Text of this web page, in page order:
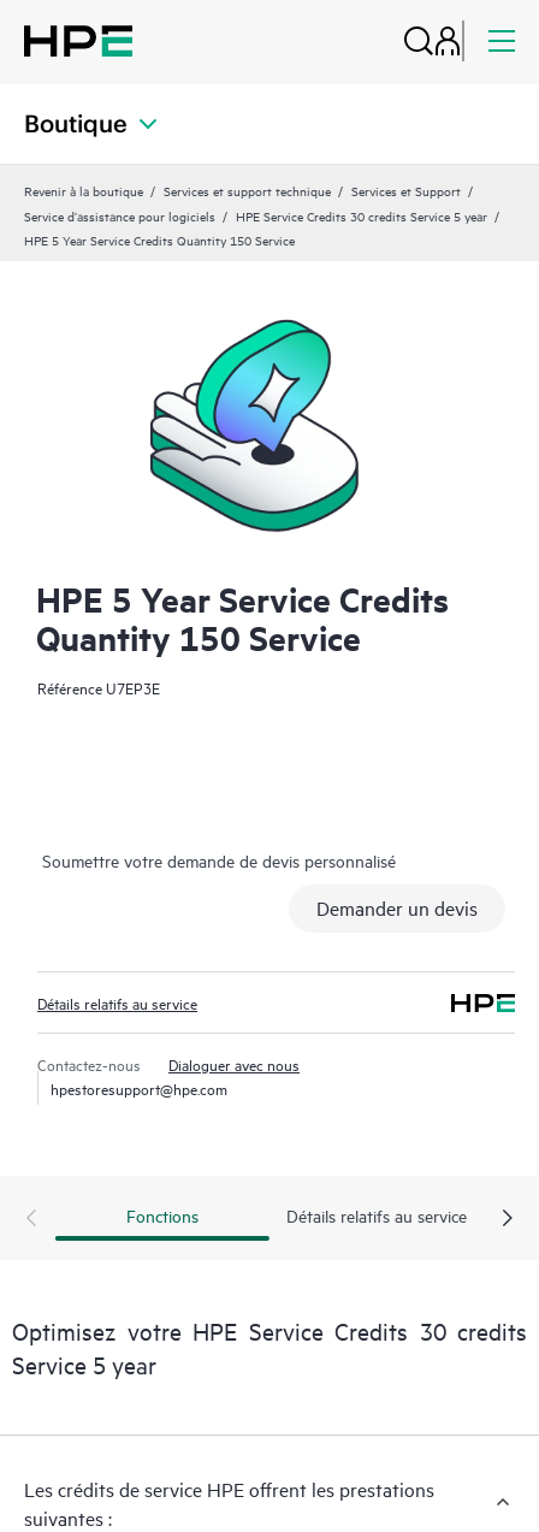
Boutique
Revenir à la boutique Services et support technique
Services et Support
Service d’assistance pour logiciels
HPE Service Credits 30 credits Service 5 year
HPE 5 Year Service Credits Quantity 150 Service
HPE 5 Year Service Credits
Quantity 150 Service
RéférenceU7EP3E
Soumettre votre demande de devis personnalisé
Demander un devis
Détails relatifs au service
Contactez-nous
Dialoguer avec nous
hpestoresupport@hpe.com
Fonctions Détails relatifs au service
Optimisez votre HPE Service Credits 30 credits
Service 5 year
Les crédits de service HPE offrent les prestations
suivantes :